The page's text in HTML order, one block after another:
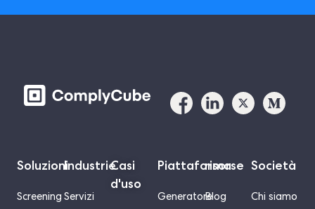
Soluzioni
Screening
Industrie
Servizi
Casi
d'uso
Piattaforma
Generatore
risorse
Blog
Società
Chi siamo